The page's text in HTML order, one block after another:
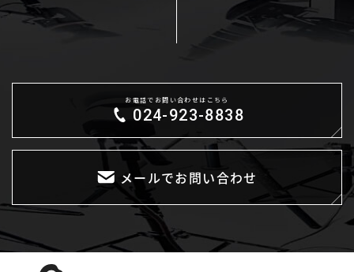
お電話でお問い合わせはこちら
024-923-8838
メールでお問い合わせ